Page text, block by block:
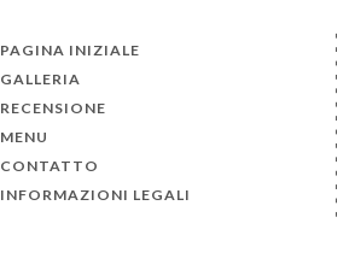
PAGINA INIZIALE
GALLERIA
RECENSIONE
MENU
CONTATTO
INFORMAZIONI LEGALI